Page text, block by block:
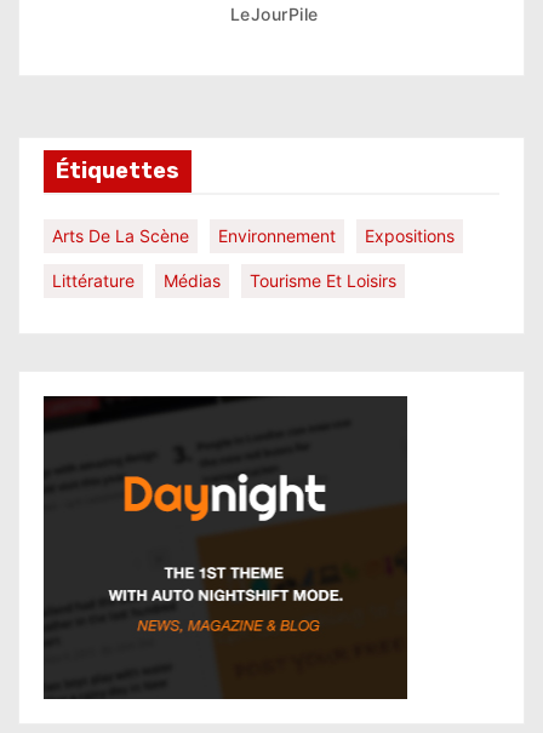
LeJourPile
Étiquettes
Arts De La Scène Environnement Expositions
Littérature Médias Tourisme Et Loisirs